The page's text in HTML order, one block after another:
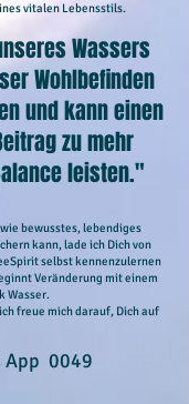
vitalen Lebensstils.
Wassers
Wohlbefinden
und kann einen
zu mehr
leisten."
bewusstes, lebendiges
kann, lade ich Dich von
selbst kennenzulernen
Veränderung mit einem
Wasser.
freue mich darauf, Dich auf
App 0049